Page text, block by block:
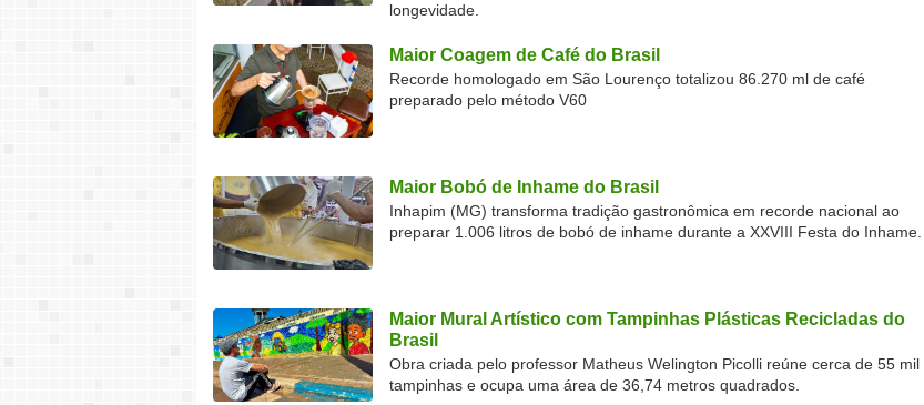
longevidade.
Maior Coagem de Café do Brasil
Recorde homologado em São Lourenço totalizou 86.270 ml de café
preparado pelo método V60
Maior Bobó de Inhame do Brasil
Inhapim (MG) transforma tradição gastronômica em recorde nacional ao
preparar 1.006 litros de bobó de inhame durante a XXVIII Festa do Inhame.
Maior Mural Artístico com Tampinhas Plásticas Recicladas do
Brasil
Obra criada pelo professor Matheus Welington Picolli reúne cerca de 55 mil
tampinhas e ocupa uma área de 36,74 metros quadrados.